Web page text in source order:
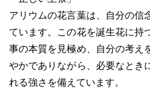
アリウムの花言葉は、自分の信
ています。この花を誕生花に持
事の本質を見極め、自分の考え
やかでありながら、必要なとき
れる強さを備えています。